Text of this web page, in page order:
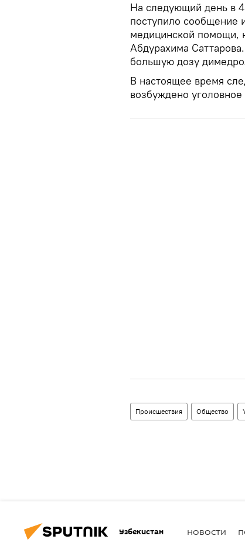
На следующий день в 4
поступило сообщение
медицинской помощи,
Абдурахима
большую дозу
В настоящее время
возбуждено
Происшествия Общество
Узбекистан НОВОСТИ